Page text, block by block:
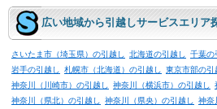
広い地域から引越しサービスエリア
さいたま市（埼玉県）の引越し 北海道の引越し 千葉の
岩手の引越し
札幌市（北海道）の引越し 東京市部の引
神奈川（川崎市）の引越し
神奈川（横浜市）の引越し
神奈川（県北）の引越し
神奈川（県央）の引越し 神奈